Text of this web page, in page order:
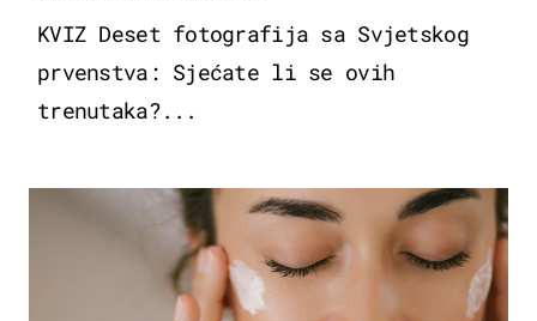
KVIZ Deset fotografija sa Svjetskog
prvenstva: Sjećate li se ovih
trenutaka?...
MODA & LJEPOTA